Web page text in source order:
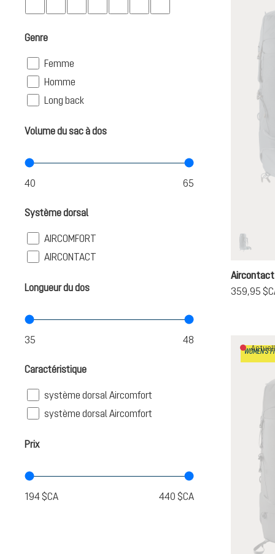
Genre
Femme
Filter
Homme
Filter
Long back
Filter
Volume du sac à dos
Système dorsal
AIRCOMFORT
Filter
AIRCONTACT
Filter
Longueur du dos
Caractéristique
système dorsal Aircomfort
Filter
système dorsal Aircomfort
Filter
Prix
(Cette
Aircontact
359,95
WOMEN'S